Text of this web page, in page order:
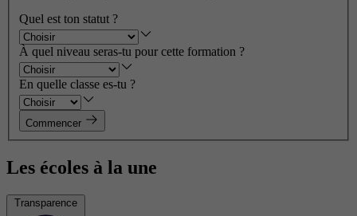
Quel est ton statut ?
À quel niveau seras-tu pour cette formation ?
En quelle classe es-tu ?
Commencer
Les écoles à la une
Transparence